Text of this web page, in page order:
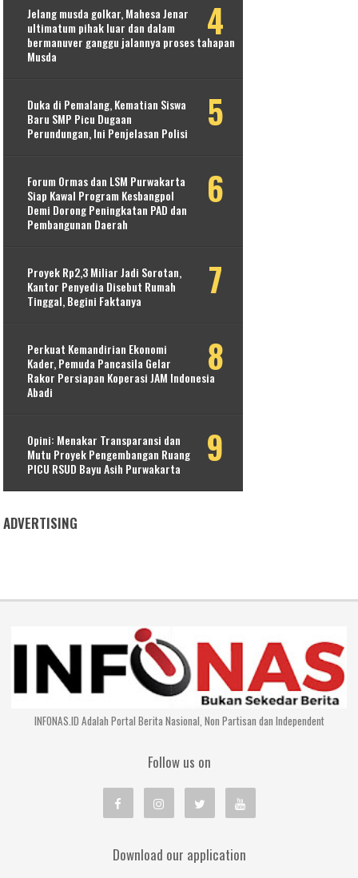
Jelang musda golkar, Mahesa Jenar
ultimatum pihak luar dan dalam
bermanuver ganggu jalannya proses tahapan
Musda
Duka di Pemalang, Kematian Siswa
Baru SMP Picu Dugaan
Perundungan, Ini Penjelasan Polisi
Forum Ormas dan LSM Purwakarta
Siap Kawal Program Kesbangpol
Demi Dorong Peningkatan PAD dan
Pembangunan Daerah
Proyek Rp2,3 Miliar Jadi Sorotan,
Kantor Penyedia Disebut Rumah
Tinggal, Begini Faktanya
Perkuat Kemandirian Ekonomi
Kader, Pemuda Pancasila Gelar
Rakor Persiapan Koperasi JAM Indonesia
Abadi
Opini: Menakar Transparansi dan
Mutu Proyek Pengembangan Ruang
PICU RSUD Bayu Asih Purwakarta
ADVERTISING
INFONAS.ID Adalah Portal Berita Nasional, Non Partisan dan Independent
Follow us on
Download our application